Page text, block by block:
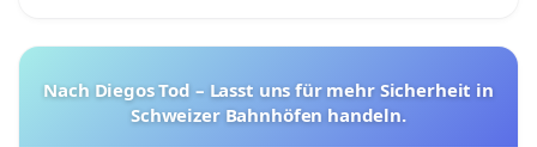
Nach Diegos Tod – Lasst uns für mehr Sicherheit in
Schweizer Bahnhöfen handeln.